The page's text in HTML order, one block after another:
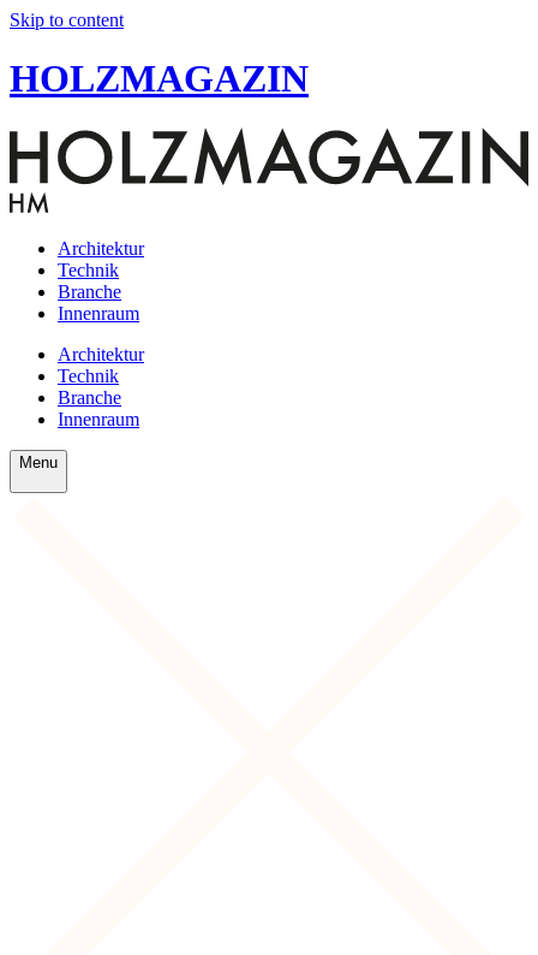
Skip to content
HOLZMAGAZIN
Architektur
Technik
Branche
Innenraum
Architektur
Technik
Branche
Innenraum
Menu